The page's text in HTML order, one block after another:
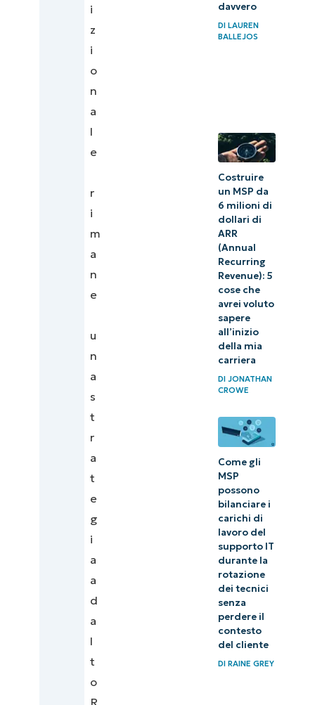
i
z
i
o
n
a
l
e
r
i
m
a
n
e
u
n
a
s
t
r
a
t
e
g
i
a
a
d
a
l
t
o
davvero
DILAUREN
BALLEJOS
Costruire
un MSP da
6 milioni di
dollari di
ARR
(Annual
Recurring
Revenue): 5
cose che
avrei voluto
sapere
all’inizio
della mia
carriera
DIJONATHAN
CROWE
Come gli
MSP
possono
bilanciare i
carichi di
lavoro del
supporto IT
durante la
rotazione
dei tecnici
senza
perdere il
contesto
del cliente
DIRAINE GREY